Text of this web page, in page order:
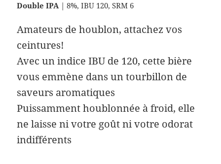
Double IPA | 8%, IBU 120, SRM 6
Amateurs de houblon, attachez vos
ceintures!
Avec un indice IBU de 120, cette bière
vous emmène dans un tourbillon de
saveurs aromatiques
Puissamment houblonnée à froid, elle
ne laisse ni votre goût ni votre odorat
indifférents